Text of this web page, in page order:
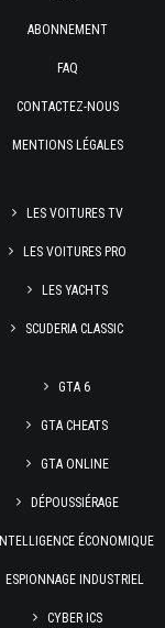
ABONNEMENT
FAQ
CONTACTEZ-NOUS
MENTIONS LÉGALES
LES VOITURES TV
LES VOITURES PRO
LES YACHTS
SCUDERIA CLASSIC
GTA 6
GTA CHEATS
GTA ONLINE
DÉPOUSSIÉRAGE
INTELLIGENCE ÉCONOMIQUE
ESPIONNAGE INDUSTRIEL
CYBER ICS